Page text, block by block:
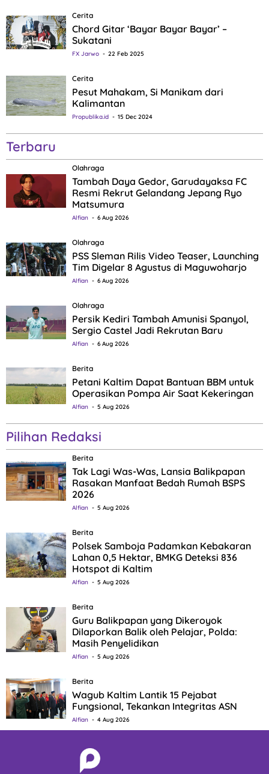
Cerita
Chord Gitar ‘Bayar Bayar Bayar’ –
Sukatani
FX Jarwo 22 Feb 2025
Cerita
Pesut Mahakam, Si Manikam dari
Kalimantan
Propublika.id 15 Dec 2024
Terbaru
Olahraga
Tambah Daya Gedor, Garudayaksa FC
Resmi Rekrut Gelandang Jepang Ryo
Matsumura
Alfian 6 Aug 2026
Olahraga
PSS Sleman Rilis Video Teaser, Launching
Tim Digelar 8 Agustus di Maguwoharjo
Alfian 6 Aug 2026
Olahraga
Persik Kediri Tambah Amunisi Spanyol,
Sergio Castel Jadi Rekrutan Baru
Alfian 6 Aug 2026
Berita
Petani Kaltim Dapat Bantuan BBM untuk
Operasikan Pompa Air Saat Kekeringan
Alfian 5 Aug 2026
Pilihan Redaksi
Berita
Tak Lagi Was-Was, Lansia Balikpapan
Rasakan Manfaat Bedah Rumah BSPS
2026
Alfian 5 Aug 2026
Berita
Polsek Samboja Padamkan Kebakaran
Lahan 0,5 Hektar, BMKG Deteksi 836
Hotspot di Kaltim
Alfian 5 Aug 2026
Berita
Guru Balikpapan yang Dikeroyok
Dilaporkan Balik oleh Pelajar, Polda:
Masih Penyelidikan
Alfian 5 Aug 2026
Berita
Wagub Kaltim Lantik 15 Pejabat
Fungsional, Tekankan Integritas ASN
Alfian 4 Aug 2026